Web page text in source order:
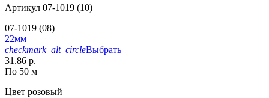
Артикул 07-1019 (10)
07-1019 (08)
22мм
checkmark_alt_circleВыбрать
31.86 р.
По 50 м
Цвет розовый